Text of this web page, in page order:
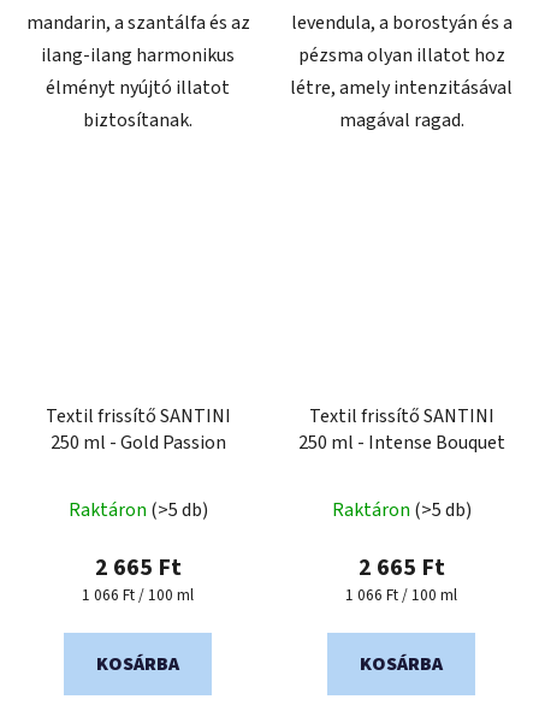
mandarin, a szantálfa és az
ilang-ilang harmonikus
élményt nyújtó illatot
biztosítanak.
levendula, a borostyán és a
pézsma olyan illatot hoz
létre, amely intenzitásával
magával ragad.
Textil frissítő SANTINI
250 ml - Gold Passion
Raktáron (>5 db)
2 665 Ft
Egységár:
1 066 Ft / 100 ml
KOSÁRBA
Textil frissítő SANTINI
250 ml - Intense Bouquet
Raktáron (>5 db)
2 665 Ft
Egységár:
1 066 Ft / 100 ml
KOSÁRBA